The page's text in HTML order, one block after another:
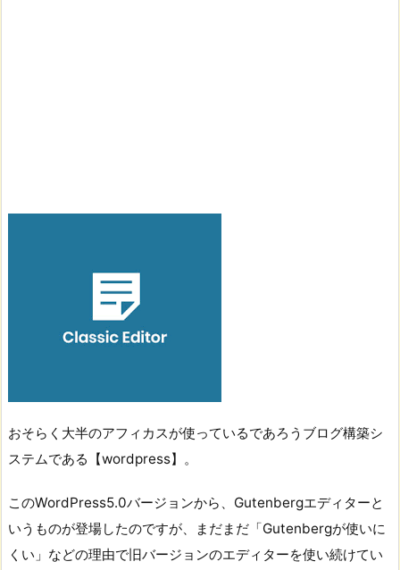
おそらく大半のアフィカスが使っているであろうブログ構築シ
ステムである【wordpress】。
このWordPress5.0バージョンから、Gutenbergエディターと
いうものが登場したのですが、まだまだ「Gutenbergが使いに
くい」などの理由で旧バージョンのエディターを使い続けてい